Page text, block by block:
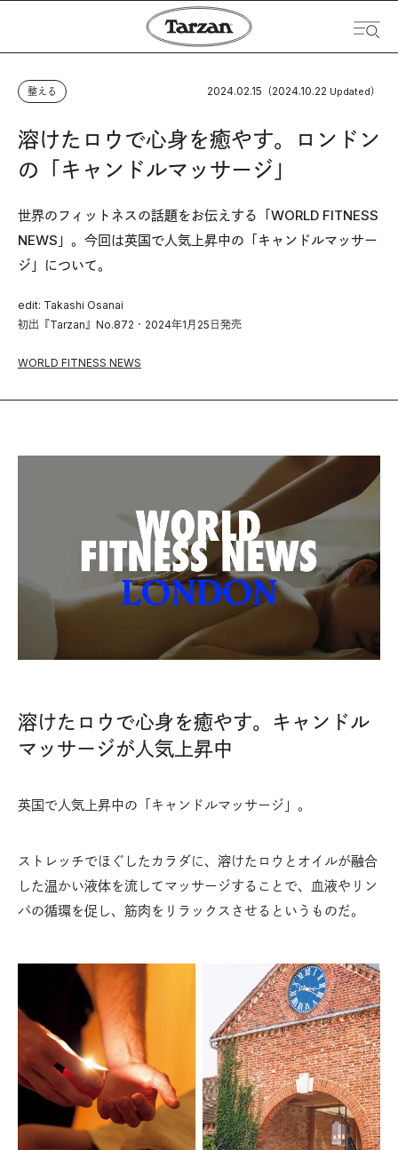
整える 2024.02.15 （2024.10.22 Updated）
溶けたロウで心身を癒やす。ロンドン
の「キャンドルマッサージ」
世界のフィットネスの話題をお伝えする「WORLD FITNESS
NEWS」。今回は英国で人気上昇中の「キャンドルマッサー
ジ」について。
edit: Takashi Osanai
初出『Tarzan』No.872・2024年1月25日発売
WORLD FITNESS NEWS
溶けたロウで心身を癒やす。キャンドル
マッサージが人気上昇中
英国で人気上昇中の「キャンドルマッサージ」。
ストレッチでほぐしたカラダに、溶けたロウとオイルが融合
した温かい液体を流してマッサージすることで、血液やリン
パの循環を促し、筋肉をリラックスさせるというものだ。